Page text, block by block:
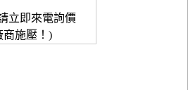
立即來電詢價
商施壓！)